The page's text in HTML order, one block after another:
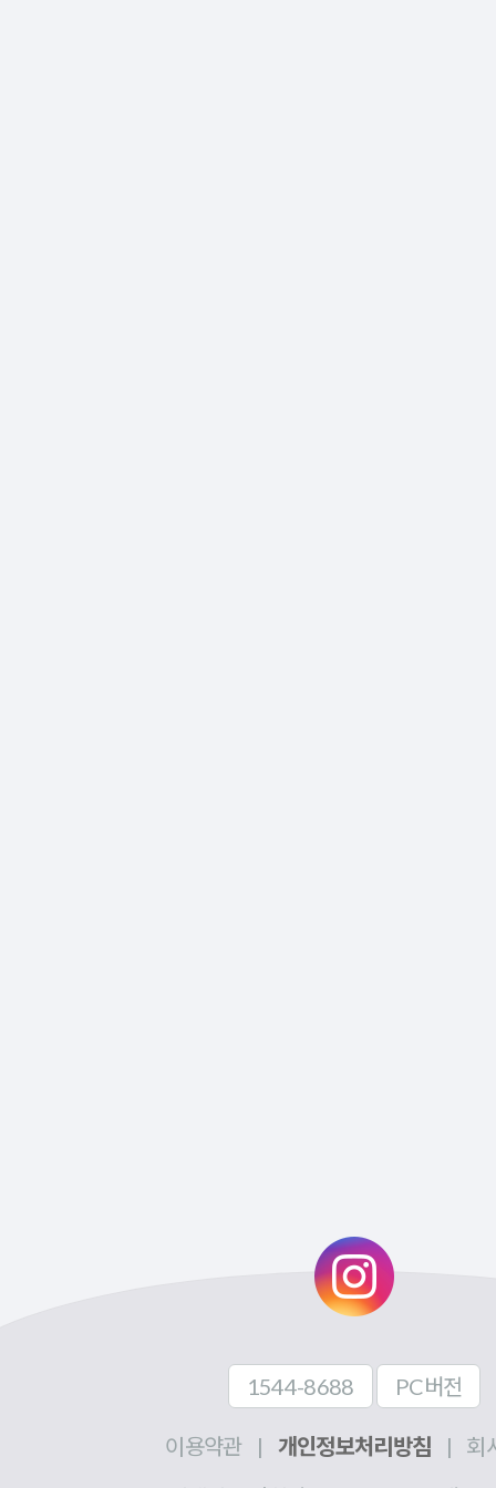
1544-8688 PC버전
이용약관 | 개인정보처리방침 |
회